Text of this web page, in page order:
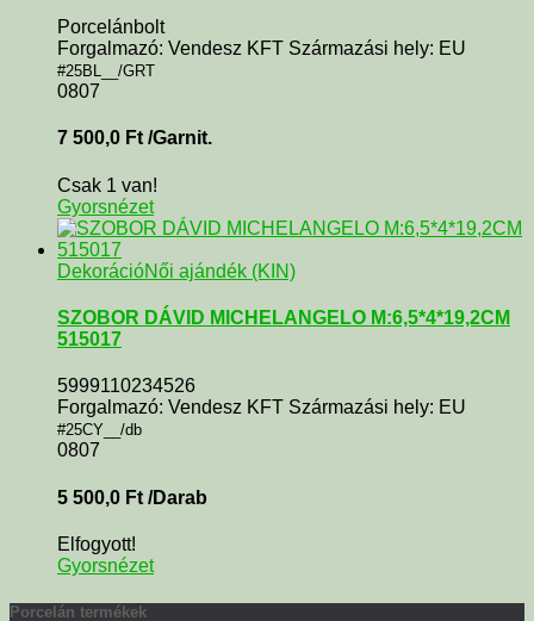
Porcelánbolt
Forgalmazó: Vendesz KFT Származási hely: EU
#25BL__/GRT
0807
7 500,0 Ft /Garnit.
Csak 1 van!
Gyorsnézet
DekorációNői ajándék (KIN)
SZOBOR DÁVID MICHELANGELO M:6,5*4*19,2CM
515017
5999110234526
Forgalmazó: Vendesz KFT Származási hely: EU
#25CY__/db
0807
5 500,0 Ft /Darab
Elfogyott!
Gyorsnézet
Porcelán termékek